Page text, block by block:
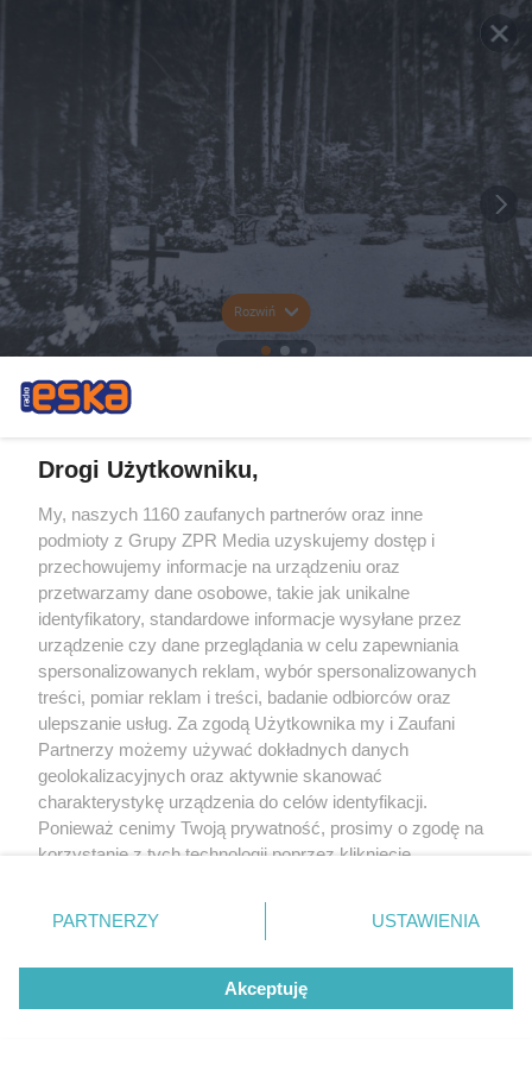
Rozwiń
Drogi Użytkowniku,
My, naszych 1160 zaufanych partnerów oraz inne
podmioty z Grupy ZPR Media uzyskujemy dostęp i
przechowujemy informacje na urządzeniu oraz
przetwarzamy dane osobowe, takie jak unikalne
identyfikatory, standardowe informacje wysyłane przez
urządzenie czy dane przeglądania w celu zapewniania
spersonalizowanych reklam, wybór spersonalizowanych
treści, pomiar reklam i treści, badanie odbiorców oraz
ulepszanie usług. Za zgodą Użytkownika my i Zaufani
Partnerzy możemy używać dokładnych danych
geolokalizacyjnych oraz aktywnie skanować
charakterystykę urządzenia do celów identyfikacji.
Ponieważ cenimy Twoją prywatność, prosimy o zgodę na
korzystanie z tych technologii poprzez kliknięcie
zmienić/wycofać klikając przycisk ustawień prywatności
znajdujący się w lewym dolnym rogu strony
rodzaje przetwarzania danych nie wymagają zgody
użytkownika, ale masz prawo sprzeciwić się takiemu
przetwarzaniu. Preferencje będą miały zastosowanie tylko
PARTNERZY USTAWIENIA
Akceptuję